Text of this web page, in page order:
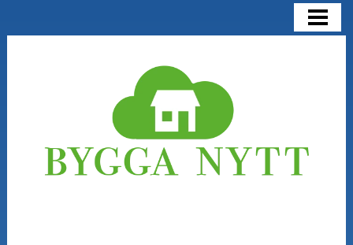
NÅGRA SAKER ATT TÄNKA PÅ
BLOGG